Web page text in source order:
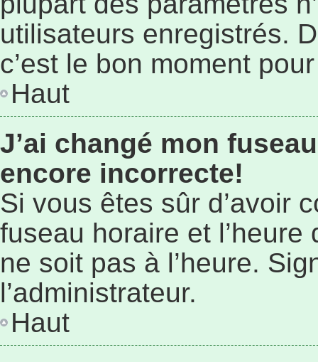
utilisateurs enregistrés.
c’est le bon moment
Haut
J’ai changé mon
encore incorrecte!
Si vous êtes sûr d’avoir
fuseau horaire et l’heure
ne soit pas à l’heure.
l’administrateur.
Haut